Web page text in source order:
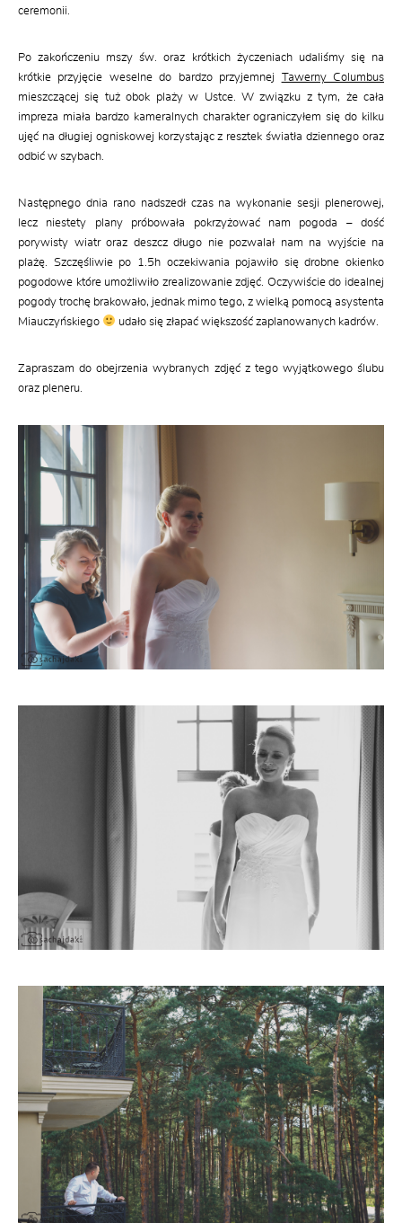
ceremonii.
Po zakończeniu mszy św. oraz krótkich życzeniach udaliśmy się na
krótkie przyjęcie weselne do bardzo przyjemnej Tawerny Columbus
mieszczącej się tuż obok plaży w Ustce. W związku z tym, że cała
impreza miała bardzo kameralnych charakter ograniczyłem się do kilku
ujęć na długiej ogniskowej korzystając z resztek światła dziennego oraz
odbić w szybach.
Następnego dnia rano nadszedł czas na wykonanie sesji plenerowej,
lecz niestety plany próbowała pokrzyżować nam pogoda – dość
porywisty wiatr oraz deszcz długo nie pozwalał nam na wyjście na
plażę. Szczęśliwie po 1.5h oczekiwania pojawiło się drobne okienko
pogodowe które umożliwiło zrealizowanie zdjęć. Oczywiście do idealnej
pogody trochę brakowało, jednak mimo tego, z wielką pomocą asystenta
Miauczyńskiego
udało się złapać większość zaplanowanych kadrów.
Zapraszam do obejrzenia wybranych zdjęć z tego wyjątkowego ślubu
oraz pleneru.